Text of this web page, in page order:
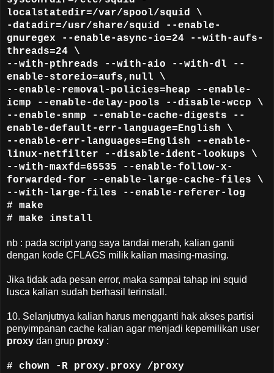
localstatedir=/var/spool/squid \
-datadir=/usr/share/squid --enable-
gnuregex --enable-async-io=24 --with-aufs-
threads=24 \
--with-pthreads --with-aio --with-dl --
enable-storeio=aufs,null \
--enable-removal-policies=heap --enable-
icmp --enable-delay-pools --disable-wccp \
--enable-snmp --enable-cache-digests --
enable-default-err-language=English \
--enable-err-languages=English --enable-
linux-netfilter --disable-ident-lookups \
--with-maxfd=65535 --enable-follow-x-
forwarded-for --enable-large-cache-files \
--with-large-files --enable-referer-log
# make
# make install
nb : pada script yang saya tandai merah, kalian ganti
dengan kode CFLAGS milik kalian masing-masing.
Jika tidak ada pesan error, maka sampai tahap ini squid
lusca kalian sudah berhasil terinstall.
10. Selanjutnya kalian harus mengganti hak akses partisi
penyimpanan cache kalian agar menjadi kepemilikan user
proxy dan grup proxy :
# chown -R proxy.proxy /proxy